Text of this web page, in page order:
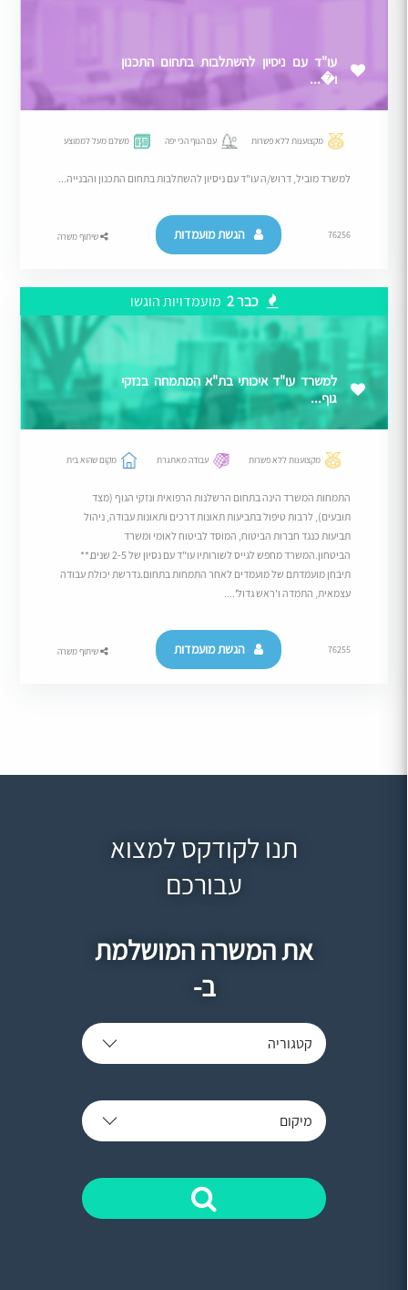
עו"ד עם ניסיון להשתלבות בתחום התכנון
ו�...
מקצוענות ללא פשרות עם הנוף הכי יפה משלם מעל לממוצע
למשרד מוביל, דרוש/ה עו"ד עם ניסיון להשתלבות בתחום התכנון והבנייה...
76256 הגשת מועמדות שיתוף משרה
כבר 2 מועמדויות הוגשו
למשרד עו"ד איכותי בת"א המתמחה בנזקי
גוף...
מקצוענות ללא פשרות עבודה מאתגרת מקום שהוא בית
התמחות המשרד הינה בתחום הרשלנות הרפואית ונזקי הגוף (מצד
תובעים), לרבות טיפול בתביעות תאונות דרכים ותאונות עבודה, ניהול
תביעות כנגד חברות הביטוח, המוסד לביטוח לאומי ומשרד
הביטחון.המשרד מחפש לגייס לשורותיו עו"ד עם נסיון של 2-5 שנים.**
תיבחן מועמדתם של מועמדים לאחר התמחות בתחום.נדרשת יכולת עבודה
עצמאית, התמדה ו'ראש גדול'....
76255 הגשת מועמדות שיתוף משרה
תנו לקודקס למצוא
עבורכם
את המשרה המושלמת
ב-
קטגוריה
מיקום